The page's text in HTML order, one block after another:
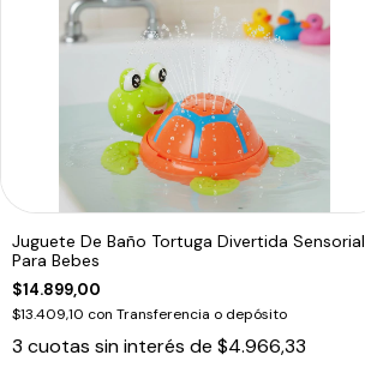
Juguete De Baño Tortuga Divertida Sensorial
Para Bebes
$14.899,00
$13.409,10 con Transferencia o depósito
3 cuotas sin interés de $4.966,33